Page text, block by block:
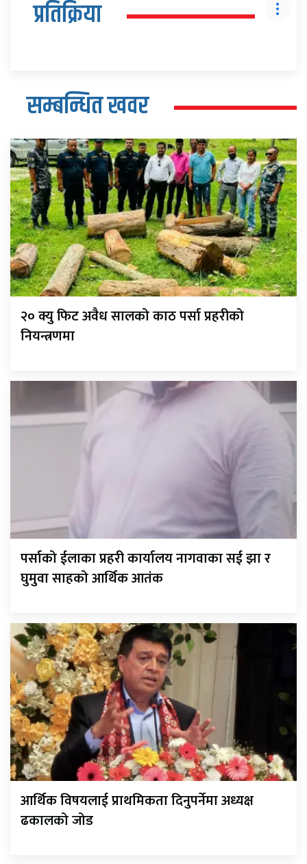
प्रतिक्रिया
सम्बन्धित खवर
२० क्यु फिट अवैध सालको काठ पर्सा प्रहरीको
नियन्त्रणमा
पर्साको ईलाका प्रहरी कार्यालय नागवाका सई झा र
घुमुवा साहको आर्थिक आतंक
आर्थिक विषयलाई प्राथमिकता दिनुपर्नेमा अध्यक्ष
ढकालको जोड